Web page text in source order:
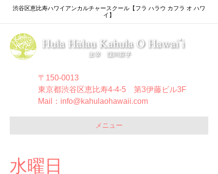
渋谷区恵比寿ハワイアンカルチャースクール【フラ ハラウ カフラ オ ハワ
イ】
〒150-0013
東京都渋谷区恵比寿4-4-5 第3伊藤ビル3F
Mail：info@kahulaohawaii.com
メニュー
水曜日